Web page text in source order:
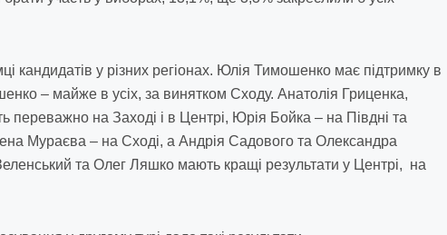
кандидатів у різних регіонах. Юлія Тимошенко має підтримку в
– майже в усіх, за винятком Сходу. Анатолія Гриценка,
переважно на Заході і в Центрі, Юрія Бойка – на Півдні та
Мураєва – на Сході, а Андрія Садового та Олександра
та Олег Ляшко мають кращі результати у Центрі, на